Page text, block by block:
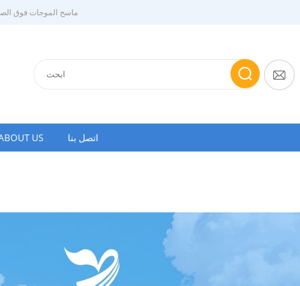
ماسح الموجات فوق
US اتصل بنا